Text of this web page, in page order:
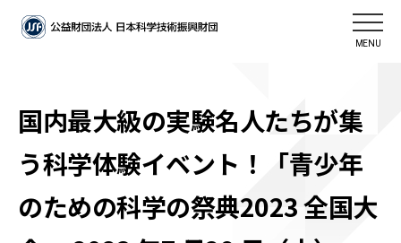
MENU
国内最大級の実験名人たちが集
う科学体験イベント！「青少年
のための科学の祭典2023 全国大